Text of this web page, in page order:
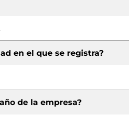
en el que se registra?
de la empresa?